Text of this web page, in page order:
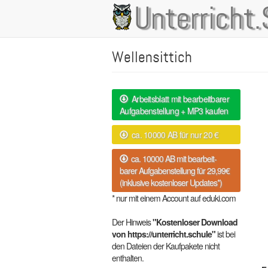
Main
navigation
Wellensittich
Arbeitsblatt mit bearbeitbarer
Aufgabenstellung + MP3 kaufen
ca. 10000 AB für nur 20 €
ca. 10000 AB mit bearbeit-
barer Aufgabenstellung für 29,99€
(inklusive kostenloser Updates*)
* nur mit einem Account auf eduki.com
Der Hinweis"Kostenloser Download
von https://unterricht.schule"ist bei
den Dateien der Kaufpakete nicht
enthalten.